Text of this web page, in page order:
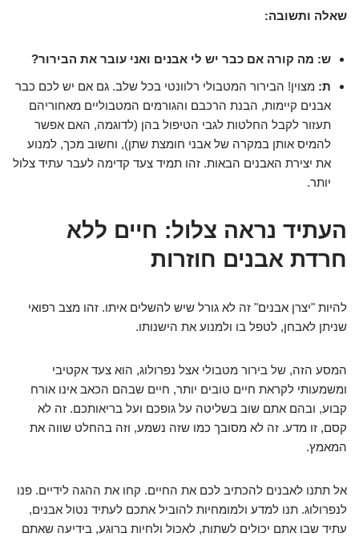
שאלה ותשובה:
ש: מה קורה אם כבר יש לי אבנים ואני עובר את הבירור?
ת: מצוין! הבירור המטבולי רלוונטי בכל שלב. גם אם יש לכם כבר
אבנים קיימות, הבנת הרכבם והגורמים המטבוליים מאחוריהם
תעזור לקבל החלטות לגבי הטיפול בהן (לדוגמה, האם אפשר
להמיס אותן במקרה של אבני חומצת שתן), וחשוב מכך, למנוע
את יצירת האבנים הבאות. זהו תמיד צעד קדימה לעבר עתיד צלול
יותר.
העתיד נראה צלול: חיים ללא
חרדת אבנים חוזרות
להיות "יצרן אבנים" זה לא גורל שיש להשלים איתו. זהו מצב רפואי
שניתן לאבחן, לטפל בו ולמנוע את הישנותו.
המסע הזה, של בירור מטבולי אצל נפרולוג, הוא צעד אקטיבי
ומשמעותי לקראת חיים טובים יותר, חיים שבהם הכאב אינו אורח
קבוע, ובהם אתם שוב בשליטה על גופכם ועל בריאותכם. זה לא
קסם, זו מדע. זה לא מסובך כמו שזה נשמע, וזה בהחלט שווה את
המאמץ.
אל תתנו לאבנים להכתיב לכם את החיים. קחו את ההגה לידיים. פנו
לנפרולוג. תנו למדע ולמומחיות להוביל אתכם לעתיד נטול אבנים,
עתיד שבו אתם יכולים לשתות, לאכול ולחיות ברוגע, בידיעה שאתם